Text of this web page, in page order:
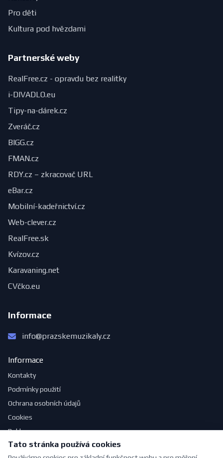
Pro děti
Kultura pod hvězdami
Partnerské weby
RealFree.cz - opravdu bez realitky
i-DIVADLO.eu
Tipy-na-dárek.cz
Zveráč.cz
BIGG.cz
FMAN.cz
RDY.cz – zkracovač URL
eBar.cz
Mobilní-kadeřnictví.cz
Web-clever.cz
RealFree.sk
Kvízov.cz
Karavaning.net
CVčko.eu
Informace
info@prazskemuzikaly.cz
Informace
Kontakty
Podmínky použití
Ochrana osobních údajů
Cookies
Reklama
Jak se obléknout do divadla
Tato stránka používá cookies